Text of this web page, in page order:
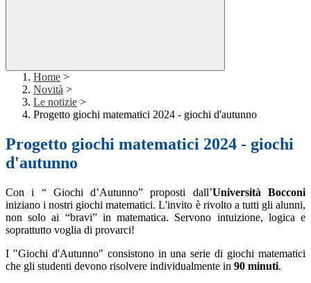
Home >
Novità >
Le notizie >
Progetto giochi matematici 2024 - giochi d'autunno
Progetto giochi matematici 2024 - giochi
d'autunno
Con i “ Giochi d’Autunno” proposti dall’Università Bocconi
iniziano i nostri giochi matematici. L'invito è rivolto a tutti gli alunni,
non solo ai “bravi” in matematica. Servono intuizione, logica e
soprattutto voglia di provarci!
I "Giochi d'Autunno" consistono in una serie di giochi matematici
che gli studenti devono risolvere individualmente in 90 minuti.